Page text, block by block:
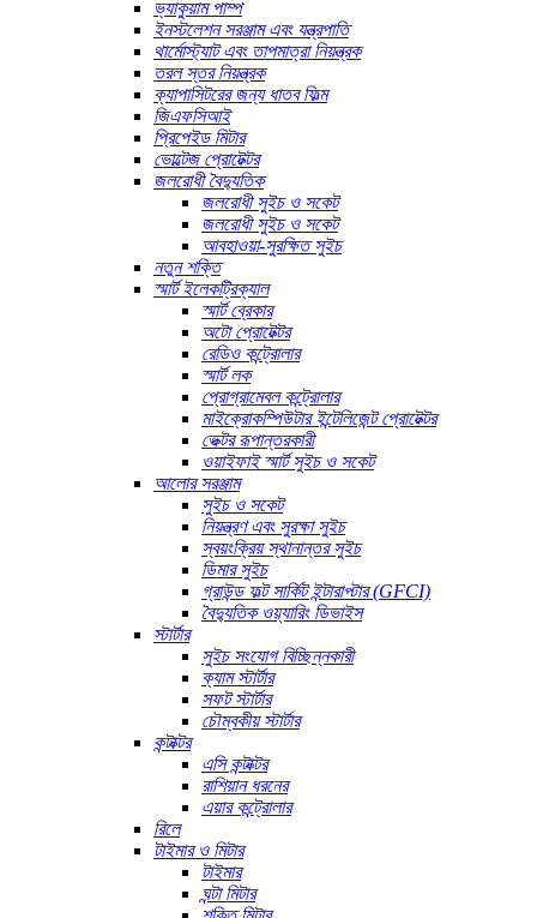
ভ্যাকুয়াম পাম্প
ইনস্টলেশন সরঞ্জাম এবং যন্ত্রপাতি
থার্মোস্ট্যাট এবং তাপমাত্রা নিয়ন্ত্রক
তরল স্তর নিয়ন্ত্রক
ক্যাপাসিটরের জন্য ধাতব ফিল্ম
জিএফসিআই
প্রিপেইড মিটার
ভোল্টেজ প্রোটেক্টর
জলরোধী বৈদ্যুতিক
জলরোধী সুইচ ও সকেট
জলরোধী সুইচ ও সকেট
আবহাওয়া-সুরক্ষিত সুইচ
নতুন শক্তি
স্মার্ট ইলেকট্রিক্যাল
স্মার্ট ব্রেকার
অটো প্রোটেক্টর
রেডিও কন্ট্রোলার
স্মার্ট লক
প্রোগ্রামেবল কন্ট্রোলার
মাইক্রোকম্পিউটার ইন্টেলিজেন্ট প্রোটেক্টর
ভেক্টর রূপান্তরকারী
ওয়াইফাই স্মার্ট সুইচ ও সকেট
আলোর সরঞ্জাম
সুইচ ও সকেট
নিয়ন্ত্রণ এবং সুরক্ষা সুইচ
স্বয়ংক্রিয় স্থানান্তর সুইচ
ডিমার সুইচ
গ্রাউন্ড ফল্ট সার্কিট ইন্টারাপ্টার (GFCI)
বৈদ্যুতিক ওয়্যারিং ডিভাইস
স্টার্টার
সুইচ সংযোগ বিচ্ছিন্নকারী
ক্যাম স্টার্টার
সফট স্টার্টার
চৌম্বকীয় স্টার্টার
কন্টাক্টর
এসি কন্টাক্টর
রাশিয়ান ধরনের
এয়ার কন্ট্রোলার
রিলে
টাইমার ও মিটার
টাইমার
ঘন্টা মিটার